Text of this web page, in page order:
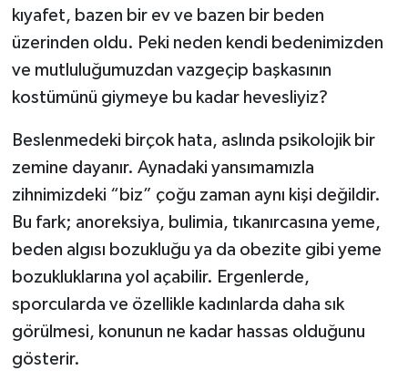
kıyafet, bazen bir ev ve bazen bir beden
üzerinden oldu. Peki neden kendi bedenimizden
ve mutluluğumuzdan vazgeçip başkasının
kostümünü giymeye bu kadar hevesliyiz?
Beslenmedeki birçok hata, aslında psikolojik bir
zemine dayanır. Aynadaki yansımamızla
zihnimizdeki “biz” çoğu zaman aynı kişi değildir.
Bu fark; anoreksiya, bulimia, tıkanırcasına yeme,
beden algısı bozukluğu ya da obezite gibi yeme
bozukluklarına yol açabilir. Ergenlerde,
sporcularda ve özellikle kadınlarda daha sık
görülmesi, konunun ne kadar hassas olduğunu
gösterir.